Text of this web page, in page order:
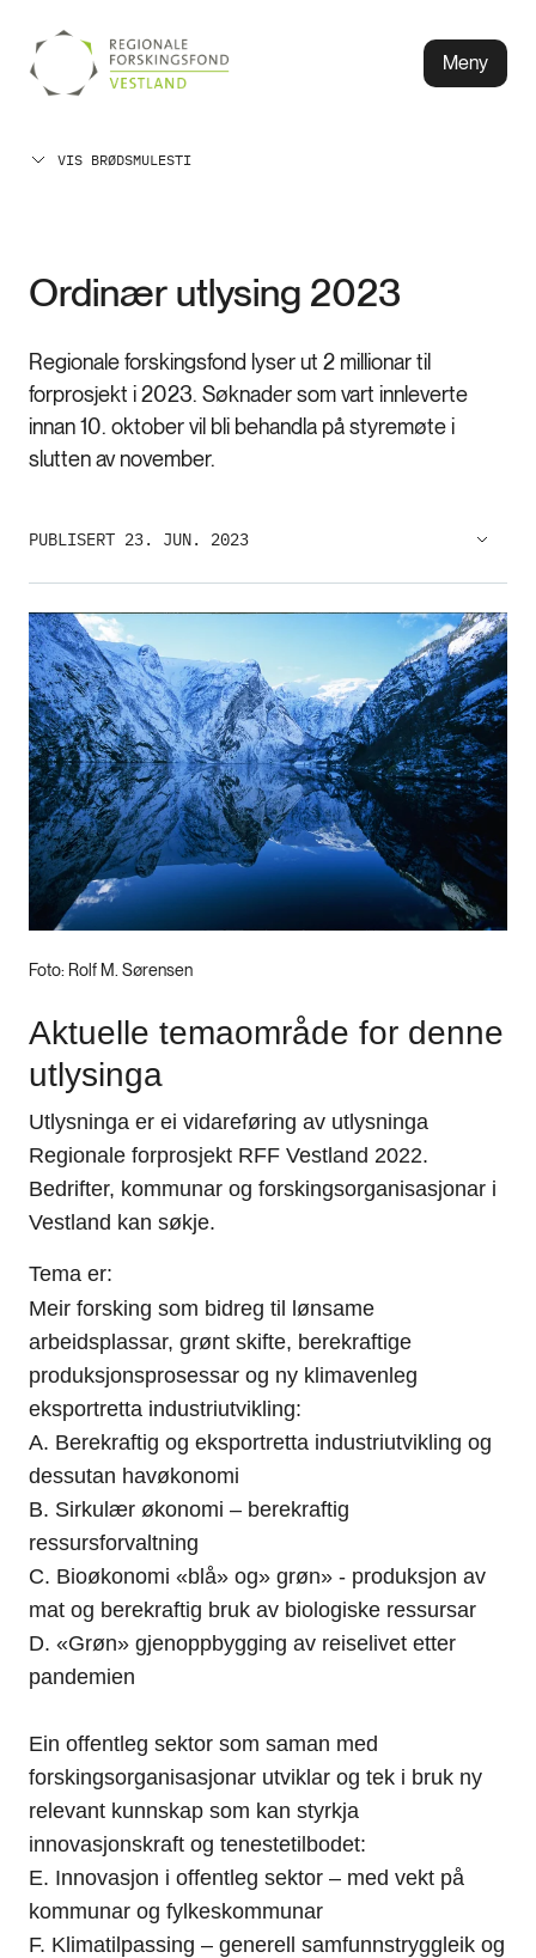
Meny
VIS BRØDSMULESTI
Ordinær utlysing 2023
Regionale forskingsfond lyser ut 2 millionar til
forprosjekt i 2023. Søknader som vart innleverte
innan 10. oktober vil bli behandla på styremøte i
slutten av november.
PUBLISERT 23. JUN. 2023
Foto: Rolf M. Sørensen
Aktuelle temaområde for denne
utlysinga
Utlysninga er ei vidareføring av utlysninga
Regionale forprosjekt RFF Vestland 2022.
Bedrifter, kommunar og forskingsorganisasjonar i
Vestland kan søkje.
Tema er:
Meir forsking som bidreg til lønsame
arbeidsplassar, grønt skifte, berekraftige
produksjonsprosessar og ny klimavenleg
eksportretta industriutvikling:
A. Berekraftig og eksportretta industriutvikling og
dessutan havøkonomi
B. Sirkulær økonomi – berekraftig
ressursforvaltning
C. Bioøkonomi «blå» og» grøn» - produksjon av
mat og berekraftig bruk av biologiske ressursar
D. «Grøn» gjenoppbygging av reiselivet etter
pandemien
Ein offentleg sektor som saman med
forskingsorganisasjonar utviklar og tek i bruk ny
relevant kunnskap som kan styrkja
innovasjonskraft og tenestetilbodet:
E. Innovasjon i offentleg sektor – med vekt på
kommunar og fylkeskommunar
F. Klimatilpassing – generell samfunnstryggleik og